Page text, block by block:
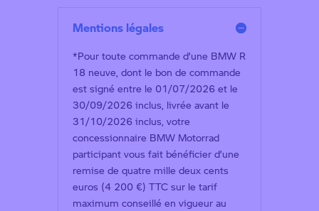
Mentions légales
*Pour toute commande d’une BMW R
18 neuve, dont le bon de commande
est signé entre le 01/07/2026 et le
30/09/2026 inclus, livrée avant le
31/10/2026 inclus, votre
concessionnaire BMW Motorrad
participant vous fait bénéficier d’une
remise de quatre mille deux cents
euros (4 200 €) TTC sur le tarif
maximum conseillé en vigueur au